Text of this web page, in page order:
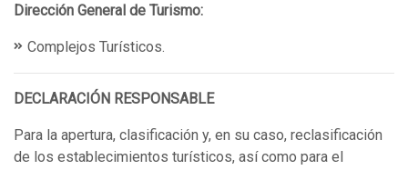
Dirección General de Turismo:
Complejos Turísticos.
DECLARACIÓN RESPONSABLE
Para la apertura, clasificación y, en su caso, reclasificación
de los establecimientos turísticos, así como para el